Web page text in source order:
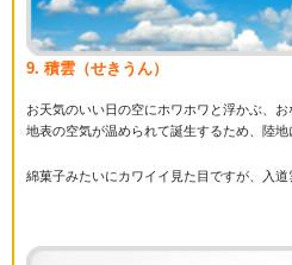
9. 積雲（せきうん）
お天気のいい日の空にホワホワと浮かぶ、お
地表の空気が温められて誕生するため、陸地
綿菓子みたいにカワイイ見た目ですが、入道